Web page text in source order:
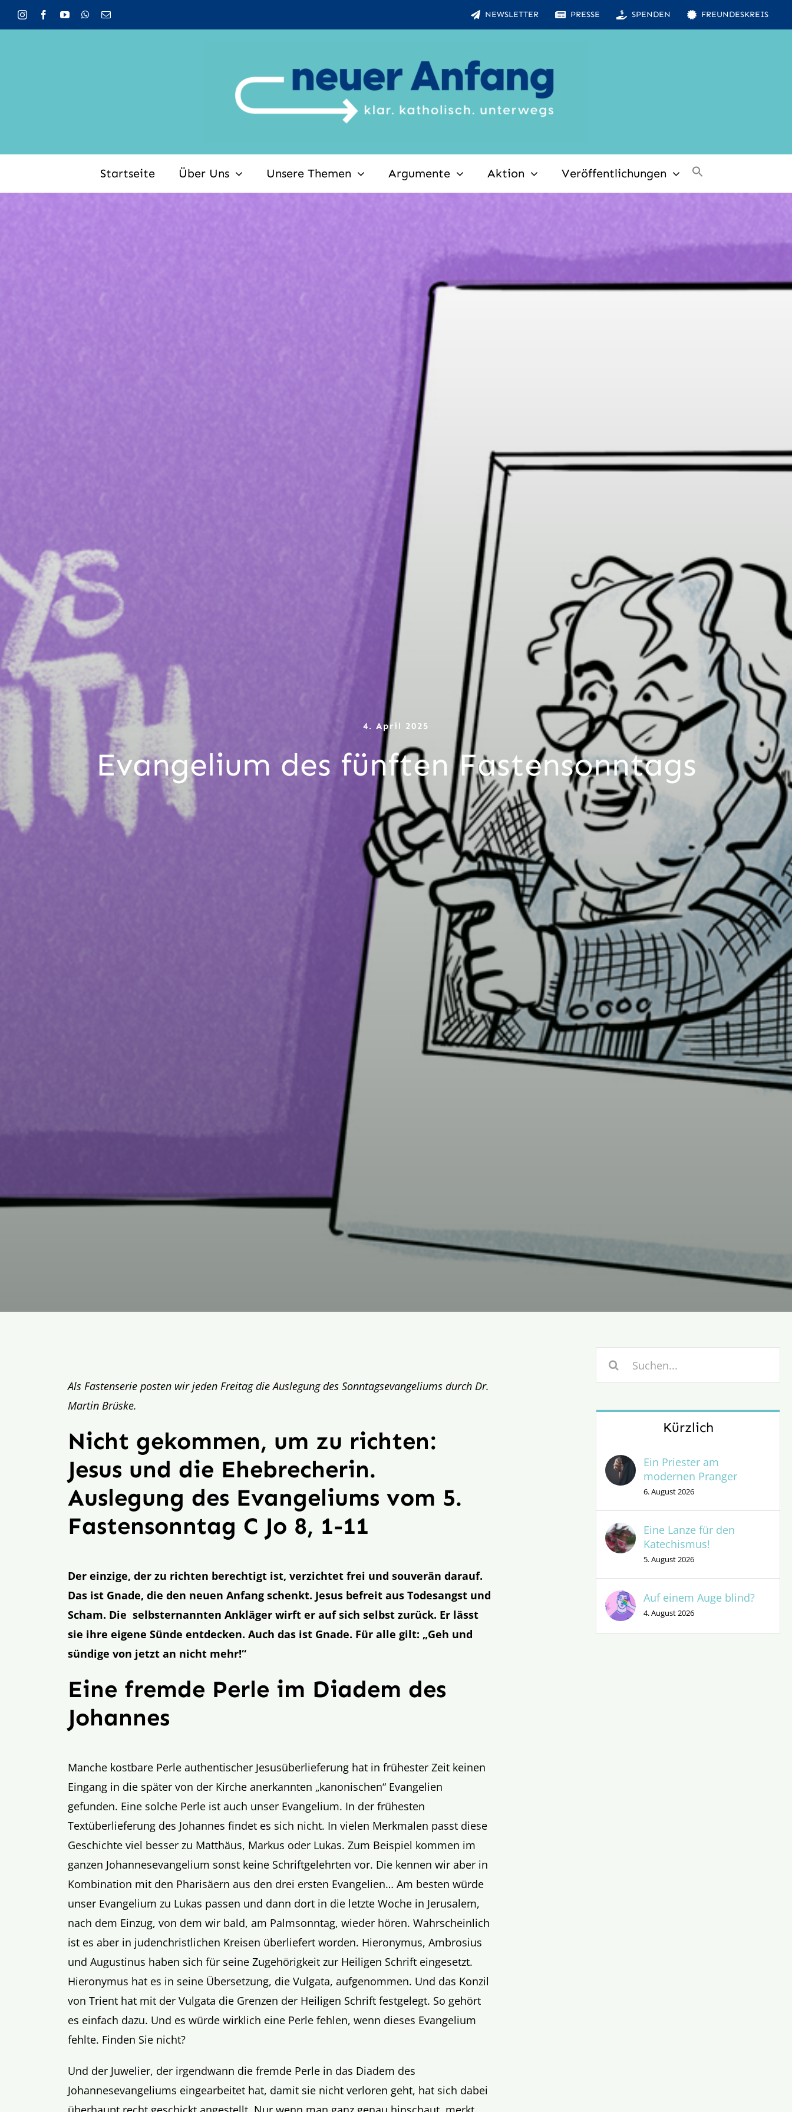
Zum
Inhalt
NEWSLETTER PRESSE SPENDEN FREUNDESKREIS
Startseite Über Uns Unsere Themen Argumente Aktion Veröffentlichungen
4. April 2025
Evangelium des fünften Fastensonntags
Als Fastenserie posten wir jeden Freitag die Auslegung des Sonntagsevangeliums durch Dr.
Martin Brüske.
Nicht gekommen, um zu richten:
Jesus und die Ehebrecherin.
Auslegung des Evangeliums vom 5.
Fastensonntag C Jo 8, 1-11
Der einzige, der zu richten berechtigt ist, verzichtet frei und souverän darauf.
Das ist Gnade, die den neuen Anfang schenkt. Jesus befreit aus Todesangst und
Scham. Die selbsternannten Ankläger wirft er auf sich selbst zurück. Er lässt
sie ihre eigene Sünde entdecken. Auch das ist Gnade. Für alle gilt: „Geh und
sündige von jetzt an nicht mehr!“
Eine fremde Perle im Diadem des
Johannes
Manche kostbare Perle authentischer Jesusüberlieferung hat in frühester Zeit keinen
Eingang in die später von der Kirche anerkannten „kanonischen“ Evangelien
gefunden. Eine solche Perle ist auch unser Evangelium. In der frühesten
Textüberlieferung des Johannes findet es sich nicht. In vielen Merkmalen passt diese
Geschichte viel besser zu Matthäus, Markus oder Lukas. Zum Beispiel kommen im
ganzen Johannesevangelium sonst keine Schriftgelehrten vor. Die kennen wir aber in
Kombination mit den Pharisäern aus den drei ersten Evangelien… Am besten würde
unser Evangelium zu Lukas passen und dann dort in die letzte Woche in Jerusalem,
nach dem Einzug, von dem wir bald, am Palmsonntag, wieder hören. Wahrscheinlich
ist es aber in judenchristlichen Kreisen überliefert worden. Hieronymus, Ambrosius
und Augustinus haben sich für seine Zugehörigkeit zur Heiligen Schrift eingesetzt.
Hieronymus hat es in seine Übersetzung, die Vulgata, aufgenommen. Und das Konzil
von Trient hat mit der Vulgata die Grenzen der Heiligen Schrift festgelegt. So gehört
es einfach dazu. Und es würde wirklich eine Perle fehlen, wenn dieses Evangelium
fehlte. Finden Sie nicht?
Und der Juwelier, der irgendwann die fremde Perle in das Diadem des
Johannesevangeliums eingearbeitet hat, damit sie nicht verloren geht, hat sich dabei
nach:
Kürzlich
Ein Priester am
modernen Pranger
6. August 2026
Eine Lanze für den
Katechismus!
5. August 2026
Auf einem Auge blind?
4. August 2026